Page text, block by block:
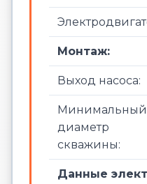
Монтаж:
Выход насоса:
Минимальный
диаметр
скважины:
Данные